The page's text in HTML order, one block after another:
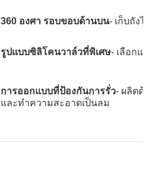
360 องศา รอบขอบด้านบน- เก็บถังไ
รูปแบบซิลิโคนวาล์วที่พิเศษ- เลือกแ
การออกแบบที่ป้องกันการรั่ว- ผลิตด้
และทําความสะอาดเป็นลม